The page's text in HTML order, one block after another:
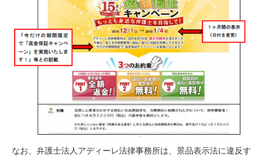
なお、弁護士法人アディーレ法律事務所は、景品表示法に違反す